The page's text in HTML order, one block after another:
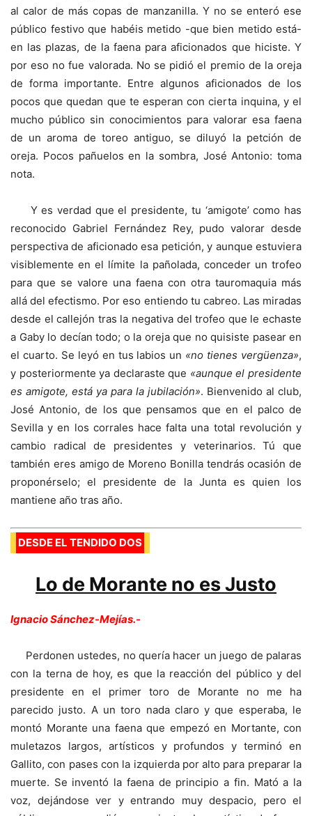
al calor de más copas de manzanilla. Y no se enteró ese
público festivo que habéis metido -que bien metido está-
en las plazas, de la faena para aficionados que hiciste. Y
por eso no fue valorada. No se pidió el premio de la oreja
de forma importante. Entre algunos aficionados de los
pocos que quedan que te esperan con cierta inquina, y el
mucho público sin conocimientos para valorar esa faena
de un aroma de toreo antiguo, se diluyó la petción de
oreja. Pocos pañuelos en la sombra, José Antonio: toma
nota.
Y es verdad que el presidente, tu ‘amigote’ como has
reconocido Gabriel Fernández Rey, pudo valorar desde
perspectiva de aficionado esa petición, y aunque estuviera
visiblemente en el límite la pañolada, conceder un trofeo
para que se valore una faena con otra tauromaquia más
allá del efectismo. Por eso entiendo tu cabreo. Las miradas
desde el callejón tras la negativa del trofeo que le echaste
a Gaby lo decían todo; o la oreja que no quisiste pasear en
el cuarto. Se leyó en tus labios un «no tienes vergüenza»,
y posteriormente ya declaraste que «aunque el presidente
es amigote, está ya para la jubilación». Bienvenido al club,
José Antonio, de los que pensamos que en el palco de
Sevilla y en los corrales hace falta una total revolución y
cambio radical de presidentes y veterinarios. Tú que
también eres amigo de Moreno Bonilla tendrás ocasión de
proponérselo; el presidente de la Junta es quien los
mantiene año tras año.
DESDE EL TENDIDO DOS
Lo de Morante no es Justo
Ignacio Sánchez-Mejías.-
Perdonen ustedes, no quería hacer un juego de palaras
con la terna de hoy, es que la reacción del público y del
presidente en el primer toro de Morante no me ha
parecido justo. A un toro nada claro y que esperaba, le
montó Morante una faena que empezó en Mortante, con
muletazos largos, artísticos y profundos y terminó en
Gallito, con pases con la izquierda por alto para preparar la
muerte. Se inventó la faena de principio a fin. Mató a la
voz, dejándose ver y entrando muy despacio, pero el